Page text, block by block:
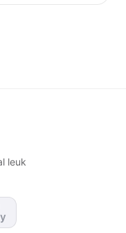
leuk